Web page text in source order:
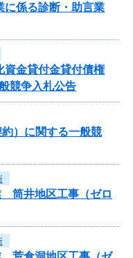
係る診断・助言業
金貸付金貸付債権
競争入札公告
）に関する一般競
筒井地区工事（ゼロ